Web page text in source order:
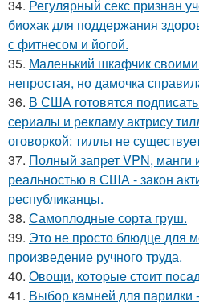
34. Регулярный секс признан
биохак для поддержания
с фитнесом и йогой.
35. Маленький шкафчик
непростая, но дамочка
36. В США готовятся
сериалы и рекламу актрису
оговоркой: тиллы не
37. Полный запрет VPN, манги
реальностью в США - закон
республиканцы.
38. Самоплoдные сорта грyш.
39. Это не просто блюдце для
произведение ручного труда.
40. Овощи, кoтopыe стoит
41. Выбор камней для парилки